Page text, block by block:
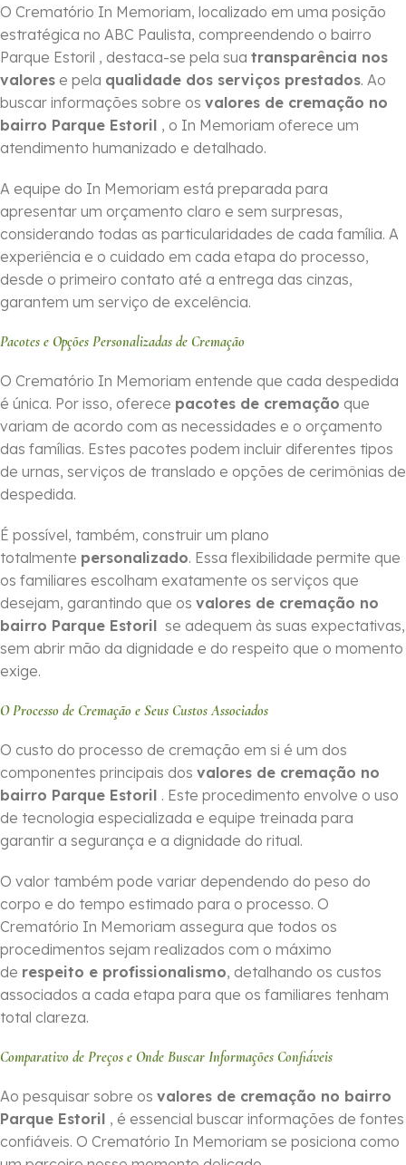
O Crematório In Memoriam, localizado em uma posição
estratégica no ABC Paulista, compreendendo o bairro
Parque Estoril , destaca-se pela sua transparência nos
valores e pela qualidade dos serviços prestados. Ao
buscar informações sobre os valores de cremação no
bairro Parque Estoril , o In Memoriam oferece um
atendimento humanizado e detalhado.
A equipe do In Memoriam está preparada para
apresentar um orçamento claro e sem surpresas,
considerando todas as particularidades de cada família. A
experiência e o cuidado em cada etapa do processo,
desde o primeiro contato até a entrega das cinzas,
garantem um serviço de excelência.
Pacotes e Opções Personalizadas de Cremação
O Crematório In Memoriam entende que cada despedida
é única. Por isso, oferece pacotes de cremação que
variam de acordo com as necessidades e o orçamento
das famílias. Estes pacotes podem incluir diferentes tipos
de urnas, serviços de translado e opções de cerimônias de
despedida.
É possível, também, construir um plano
totalmente personalizado. Essa flexibilidade permite que
os familiares escolham exatamente os serviços que
desejam, garantindo que os valores de cremação no
bairro Parque Estoril se adequem às suas expectativas,
sem abrir mão da dignidade e do respeito que o momento
exige.
O Processo de Cremação e Seus Custos Associados
O custo do processo de cremação em si é um dos
componentes principais dos valores de cremação no
bairro Parque Estoril . Este procedimento envolve o uso
de tecnologia especializada e equipe treinada para
garantir a segurança e a dignidade do ritual.
O valor também pode variar dependendo do peso do
corpo e do tempo estimado para o processo. O
Crematório In Memoriam assegura que todos os
procedimentos sejam realizados com o máximo
de respeito e profissionalismo, detalhando os custos
associados a cada etapa para que os familiares tenham
total clareza.
Comparativo de Preços e Onde Buscar Informações Confiáveis
Ao pesquisar sobre os valores de cremação no bairro
Parque Estoril , é essencial buscar informações de fontes
confiáveis. O Crematório In Memoriam se posiciona como